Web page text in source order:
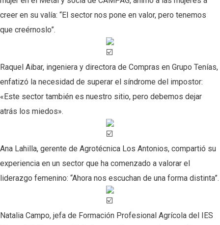
creer en su valía: “El sector nos pone en valor, pero tenemos
que creérnoslo”.
Raquel Aibar, ingeniera y directora de Compras en Grupo Tenías,
enfatizó la necesidad de superar el síndrome del impostor:
«Este sector también es nuestro sitio, pero debemos dejar
atrás los miedos».
Ana Lahilla, gerente de Agrotécnica Los Antonios, compartió su
experiencia en un sector que ha comenzado a valorar el
liderazgo femenino: “Ahora nos escuchan de una forma distinta”.
Natalia Campo, jefa de Formación Profesional Agrícola del IES